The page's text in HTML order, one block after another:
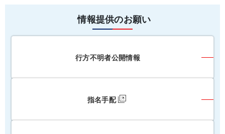
情報提供のお願い
行方不明者公開情報
指名手配